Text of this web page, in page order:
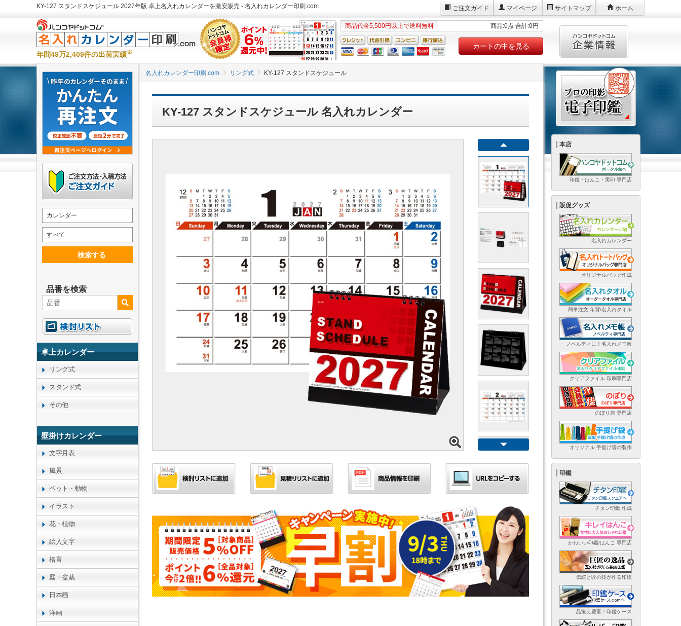
KY-127 スタンドスケジュール 2027年版 卓上名入れカレンダーを激安販売 - 名入れカレンダー印刷.com ご注文ガイド マイページ サイトマップ ホーム
年間49万2,409件の出荷実績※
商品代金5,500円以上で送料無料 商品:0点 合計:0円
カートの中を見る
名入れカレンダー印刷.com リング式 KY-127 スタンドスケジュール
KY-127 スタンドスケジュール 名入れカレンダー
カレンダー
すべて
検索する
品番を検索
卓上カレンダー
リング式
スタンド式
その他
壁掛けカレンダー
文字月表
風景
ペット・動物
イラスト
花・植物
絵入文字
格言
庭・盆栽
日本画
洋画
本店
印鑑・はんこ・実印 専門店
販促グッズ
名入れカレンダー
オリジナルバッグ作成
簡単注文 年賀/名入れタオル
ノベルティに！名入れメモ帳
クリアファイル 印刷専門店
のぼり旗 専門店
オリジナル 手提げ袋の製作
印鑑
チタン印鑑 作成
かわいい印鑑/はんこ 専門店
伝統と匠の技が作る印鑑
品揃え豊富！印鑑ケース